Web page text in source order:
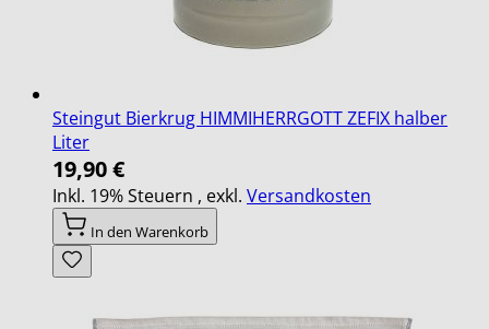
Steingut Bierkrug HIMMIHERRGOTT ZEFIX halber
Liter
19,90 €
Inkl. 19% Steuern , exkl. Versandkosten
In den Warenkorb